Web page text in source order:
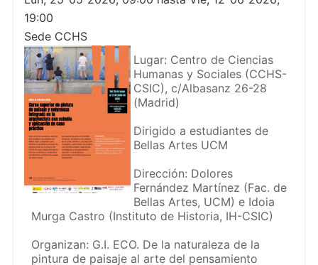
19:00
Sede CCHS
Lugar: Centro de Ciencias
Humanas y Sociales (CCHS-
CSIC), c/Albasanz 26-28
(Madrid)
Dirigido a estudiantes de
Bellas Artes UCM
Dirección: Dolores
Fernández Martínez (Fac. de
Bellas Artes, UCM) e Idoia
Murga Castro (Instituto de Historia, IH-CSIC)
Organizan: G.I. ECO. De la naturaleza de la
pintura de paisaje al arte del pensamiento